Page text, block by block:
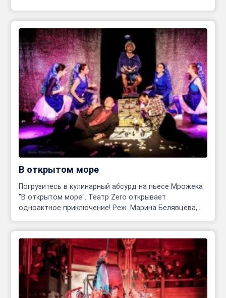
В открытом море
Погрузитесь в кулинарный абсурд на пьесе Мрожека
"В открытом море". Театр Zero открывает
одноактное приключение! Реж. Марина Белявцева,